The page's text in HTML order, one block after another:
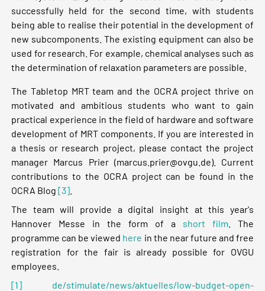
successfully held for the second time, with students
being able to realise their potential in the development of
new subcomponents. The existing equipment can also be
used for research. For example, chemical analyses such as
the determination of relaxation parameters are possible.
The Tabletop MRT team and the OCRA project thrive on
motivated and ambitious students who want to gain
practical experience in the field of hardware and software
development of MRT components. If you are interested in
a thesis or research project, please contact the project
manager Marcus Prier (marcus.prier@ovgu.de). Current
contributions to the OCRA project can be found in the
OCRA Blog[3]
The team will provide a digital insight at this year's
Hannover Messe in the form of a short film . The
programme can be viewed here in the near future and free
registration for the fair is already possible for OVGU
employees.
[1]
de/stimulate/news/aktuelles/low-budget-open-